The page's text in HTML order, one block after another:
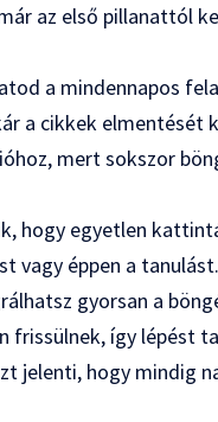
az első pillanattól
a mindennapos
a cikkek elmentését
mert sokszor
hogy egyetlen
vagy éppen a
gyorsan a
frissülnek, így lépést
jelenti, hogy mindig